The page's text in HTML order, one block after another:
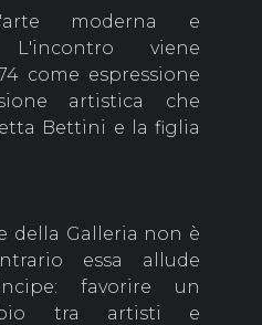
moderna e
L'incontro viene
come espressione
artistica che
Bettini e la figlia
della Galleria non è
essa allude
favorire un
tra artisti e